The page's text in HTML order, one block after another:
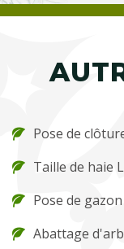
Pose de
Taille de haie
Pose de
Abattage